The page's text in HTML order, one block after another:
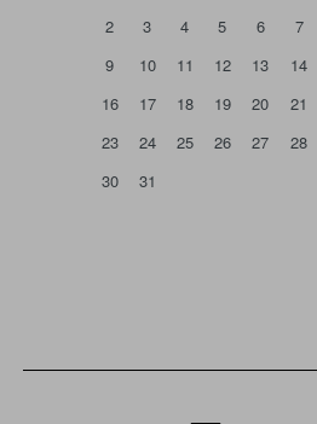
2
3 4 5 6 7
9
10 11 12 13 14
16
17 18 19 20 21
23
24 25 26 27 28
30
31